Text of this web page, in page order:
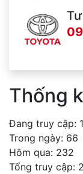
Thống
Đang truy cập: 1
Trong ngày: 66
Hôm qua: 232
Tổng truy cập: